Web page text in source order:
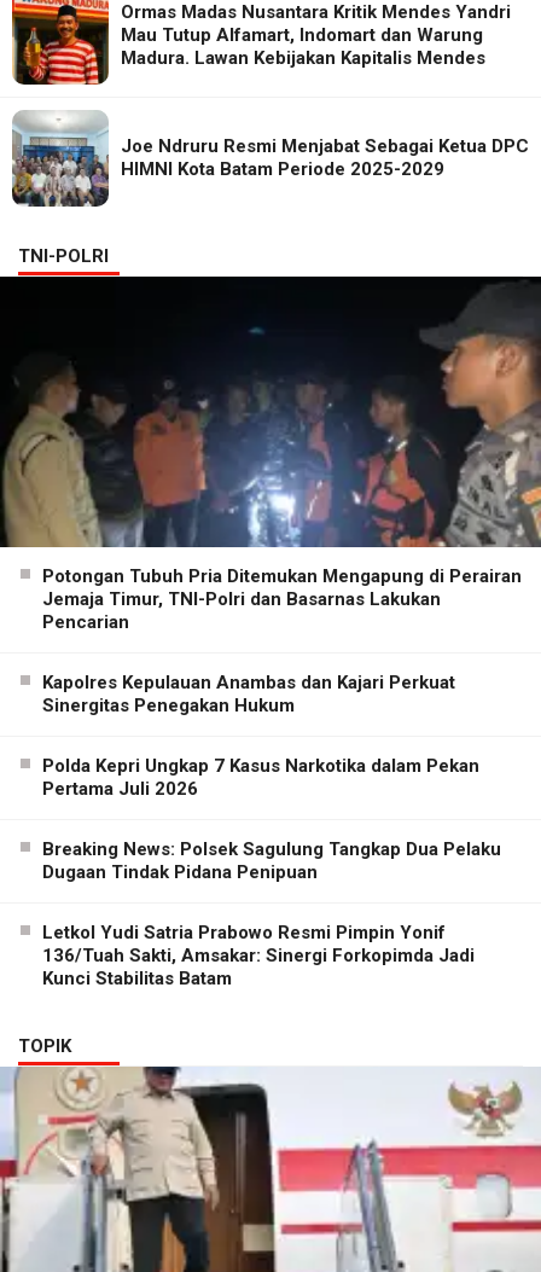
Ormas Madas Nusantara Kritik Mendes Yandri
Mau Tutup Alfamart, Indomart dan Warung
Madura. Lawan Kebijakan Kapitalis Mendes
Joe Ndruru Resmi Menjabat Sebagai Ketua DPC
HIMNI Kota Batam Periode 2025-2029
TNI-POLRI
Potongan Tubuh Pria Ditemukan Mengapung di Perairan
Jemaja Timur, TNI-Polri dan Basarnas Lakukan
Pencarian
Kapolres Kepulauan Anambas dan Kajari Perkuat
Sinergitas Penegakan Hukum
Polda Kepri Ungkap 7 Kasus Narkotika dalam Pekan
Pertama Juli 2026
Breaking News: Polsek Sagulung Tangkap Dua Pelaku
Dugaan Tindak Pidana Penipuan
Letkol Yudi Satria Prabowo Resmi Pimpin Yonif
136/Tuah Sakti, Amsakar: Sinergi Forkopimda Jadi
Kunci Stabilitas Batam
TOPIK